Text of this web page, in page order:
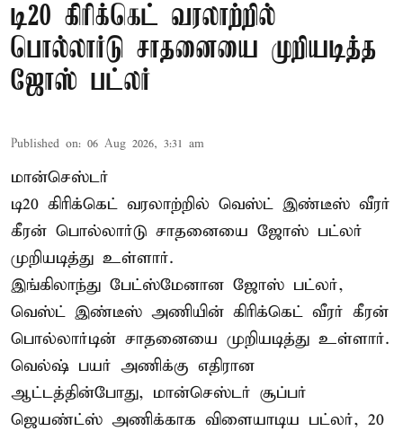
டி20 கிரிக்கெட் வரலாற்றில்
பொல்லார்டு சாதனையை முறியடித்த
ஜோஸ் பட்லர்
Published on: 06 Aug 2026, 3:31 am
மான்செஸ்டர்
டி20 கிரிக்கெட் வரலாற்றில் வெஸ்ட் இண்டீஸ் வீரர்
கீரன் பொல்லார்டு சாதனையை ஜோஸ் பட்லர்
முறியடித்து உள்ளார்.
இங்கிலாந்து பேட்ஸ்மேனான ஜோஸ் பட்லர்,
வெஸ்ட் இண்டீஸ் அணியின் கிரிக்கெட் வீரர் கீரன்
பொல்லார்டின் சாதனையை முறியடித்து உள்ளார்.
வெல்ஷ் பயர் அணிக்கு எதிரான
ஆட்டத்தின்போது, மான்செஸ்டர் சூப்பர்
ஜெயண்ட்ஸ் அணிக்காக விளையாடிய பட்லர், 20